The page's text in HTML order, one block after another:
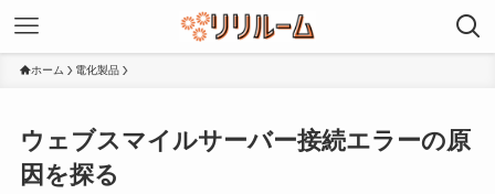
ホーム 電化製品
ウェブスマイルサーバー接続エラーの原
因を探る